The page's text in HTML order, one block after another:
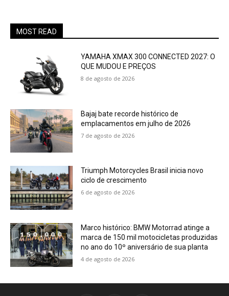
MOST READ
YAMAHA XMAX 300 CONNECTED 2027: O
QUE MUDOU E PREÇOS
8 de agosto de 2026
Bajaj bate recorde histórico de
emplacamentos em julho de 2026
7 de agosto de 2026
Triumph Motorcycles Brasil inicia novo
ciclo de crescimento
6 de agosto de 2026
Marco histórico: BMW Motorrad atinge a
marca de 150 mil motocicletas produzidas
no ano do 10º aniversário de sua planta
4 de agosto de 2026